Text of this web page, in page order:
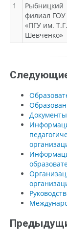
1
Рыбницкий
филиал ГОУ
«ПГУ им. Т.Г.
Шевченко»
Документы